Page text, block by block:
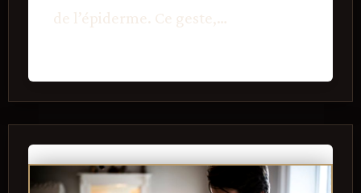
de l’épiderme. Ce geste,…